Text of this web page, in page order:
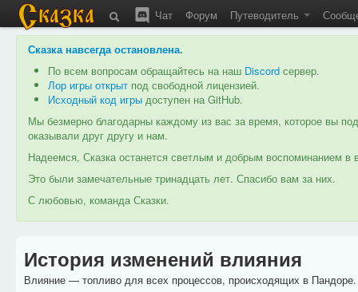
Чат Форум Путеводитель
Сказка навсегда остановлена.
По всем вопросам обращайтесь на наш Discord сервер.
Лор игры открыт под свободной лицензией.
Исходный код игры доступен на GitHub.
Мы безмерно благодарны каждому из вас за время, которое вы
оказывали друг другу и нам.
Надеемся, Сказка останется светлым и добрым воспоминанием
Это были замечательные тринадцать лет. Спасибо вам за них.
С любовью, команда Сказки.
История изменений влияния
Влияние — топливо для всех процессов, происходящих в